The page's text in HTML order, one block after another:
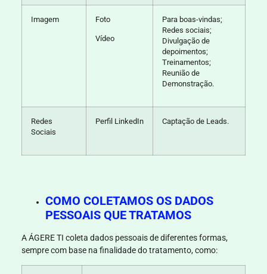
Imagem Foto
Vídeo
Para boas-vindas;
Redes sociais;
Divulgação de
depoimentos;
Treinamentos;
Reunião de
Demonstração.
Redes
Sociais
Perfil LinkedIn Captação de Leads.
COMO COLETAMOS OS DADOS
PESSOAIS QUE TRATAMOS
AÁGERE TI coleta dados pessoais de diferentes formas,
sempre com base na finalidade do tratamento, como: